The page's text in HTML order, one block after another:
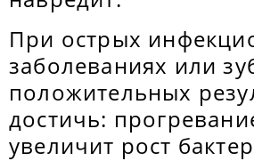
При острых
заболеваниях или
положительных
достичь:
увеличит рост